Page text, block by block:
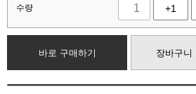
수량 +1
바로 구매하기 장바구니